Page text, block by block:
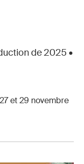
de 2025 •
et 29 novembre